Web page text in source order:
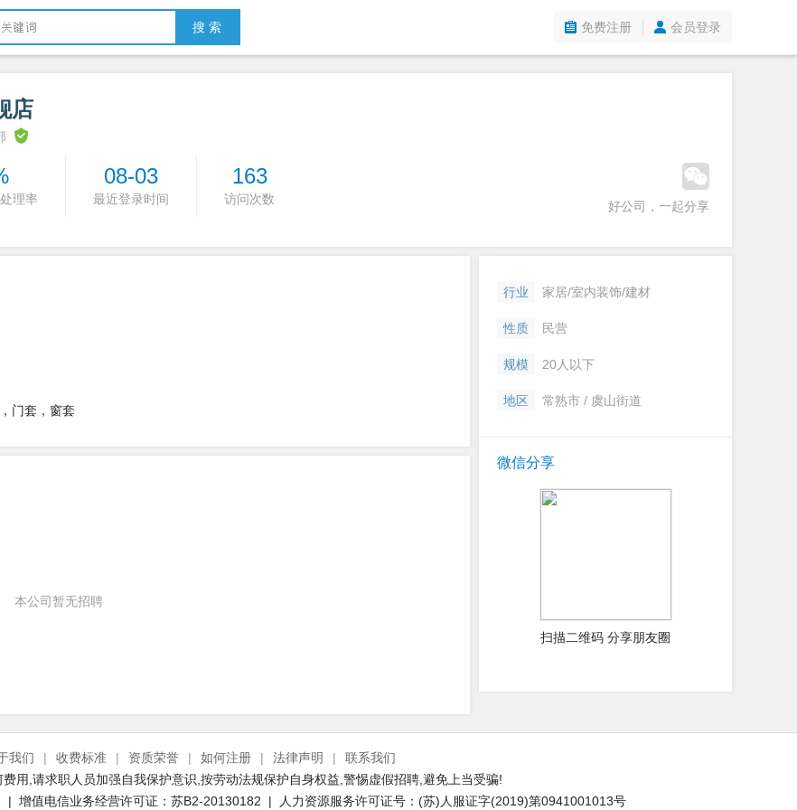
搜 索 免费注册 会员登录
店
理率
08-03
最近登录时间
163
访问次数 好公司，一起分享
门套，窗套
本公司暂无招聘
行业 家居/室内装饰/建材
性质 民营
规模 20人以下
地区 常熟市 / 虞山街道
微信分享
扫描二维码 分享朋友圈
我们 | 收费标准 | 资质荣誉 | 如何注册 | 法律声明 |
联系我们
用,请求职人员加强自我保护意识,按劳动法规保护自身权益,警惕虚假招聘,避免上当受骗!
| 增值电信业务经营许可证：苏B2-20130182 | 人力资源服务许可证号：(苏)人服证字(2019)第0941001013号